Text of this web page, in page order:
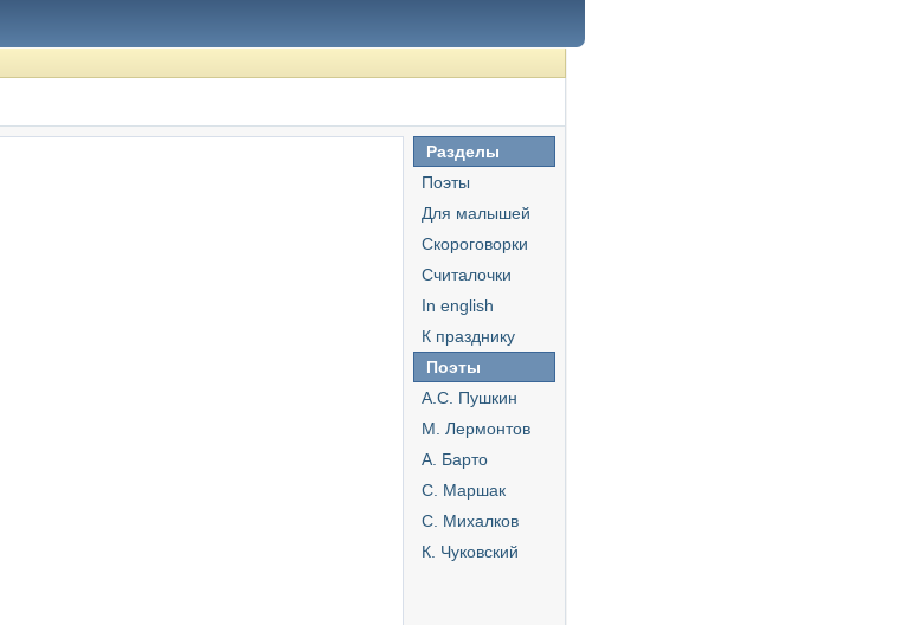
Разделы
Поэты
Для малышей
Скороговорки
Считалочки
In english
К празднику
Поэты
А.С. Пушкин
М. Лермонтов
А. Барто
С. Маршак
С. Михалков
К. Чуковский